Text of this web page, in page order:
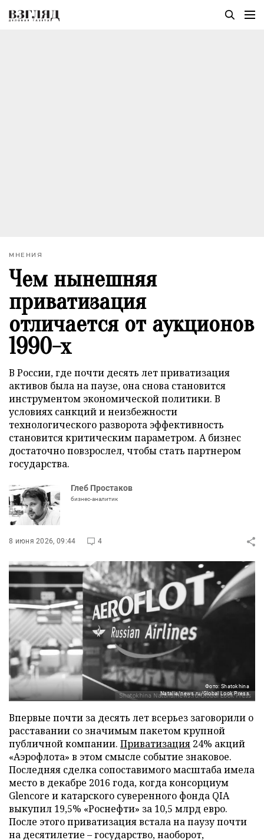
МНЕНИЯ
Чем нынешняя
приватизация
отличается от аукционов
1990-х
В России, где почти десять лет приватизация
активов была на паузе, она снова становится
инструментом экономической политики. В
условиях санкций и неизбежности
технологического разворота эффективность
становится критическим параметром. А бизнес
достаточно повзрослел, чтобы стать партнером
государства.
Глеб Простаков
бизнес-аналитик
8 июня 2026, 09:44 4
Фото: Shatokhina
Natalia/news.ru/Global Look Press
Впервые почти за десять лет всерьез заговорили о
расставании со значимым пакетом крупной
публичной компании. Приватизация 24% акций
«Аэрофлота» в этом смысле событие знаковое.
Последняя сделка сопоставимого масштаба имела
место в декабре 2016 года, когда консорциум
Glencore и катарского суверенного фонда QIA
выкупил 19,5% «Роснефти» за 10,5 млрд евро.
После этого приватизация встала на паузу почти
на десятилетие – государство, наоборот,